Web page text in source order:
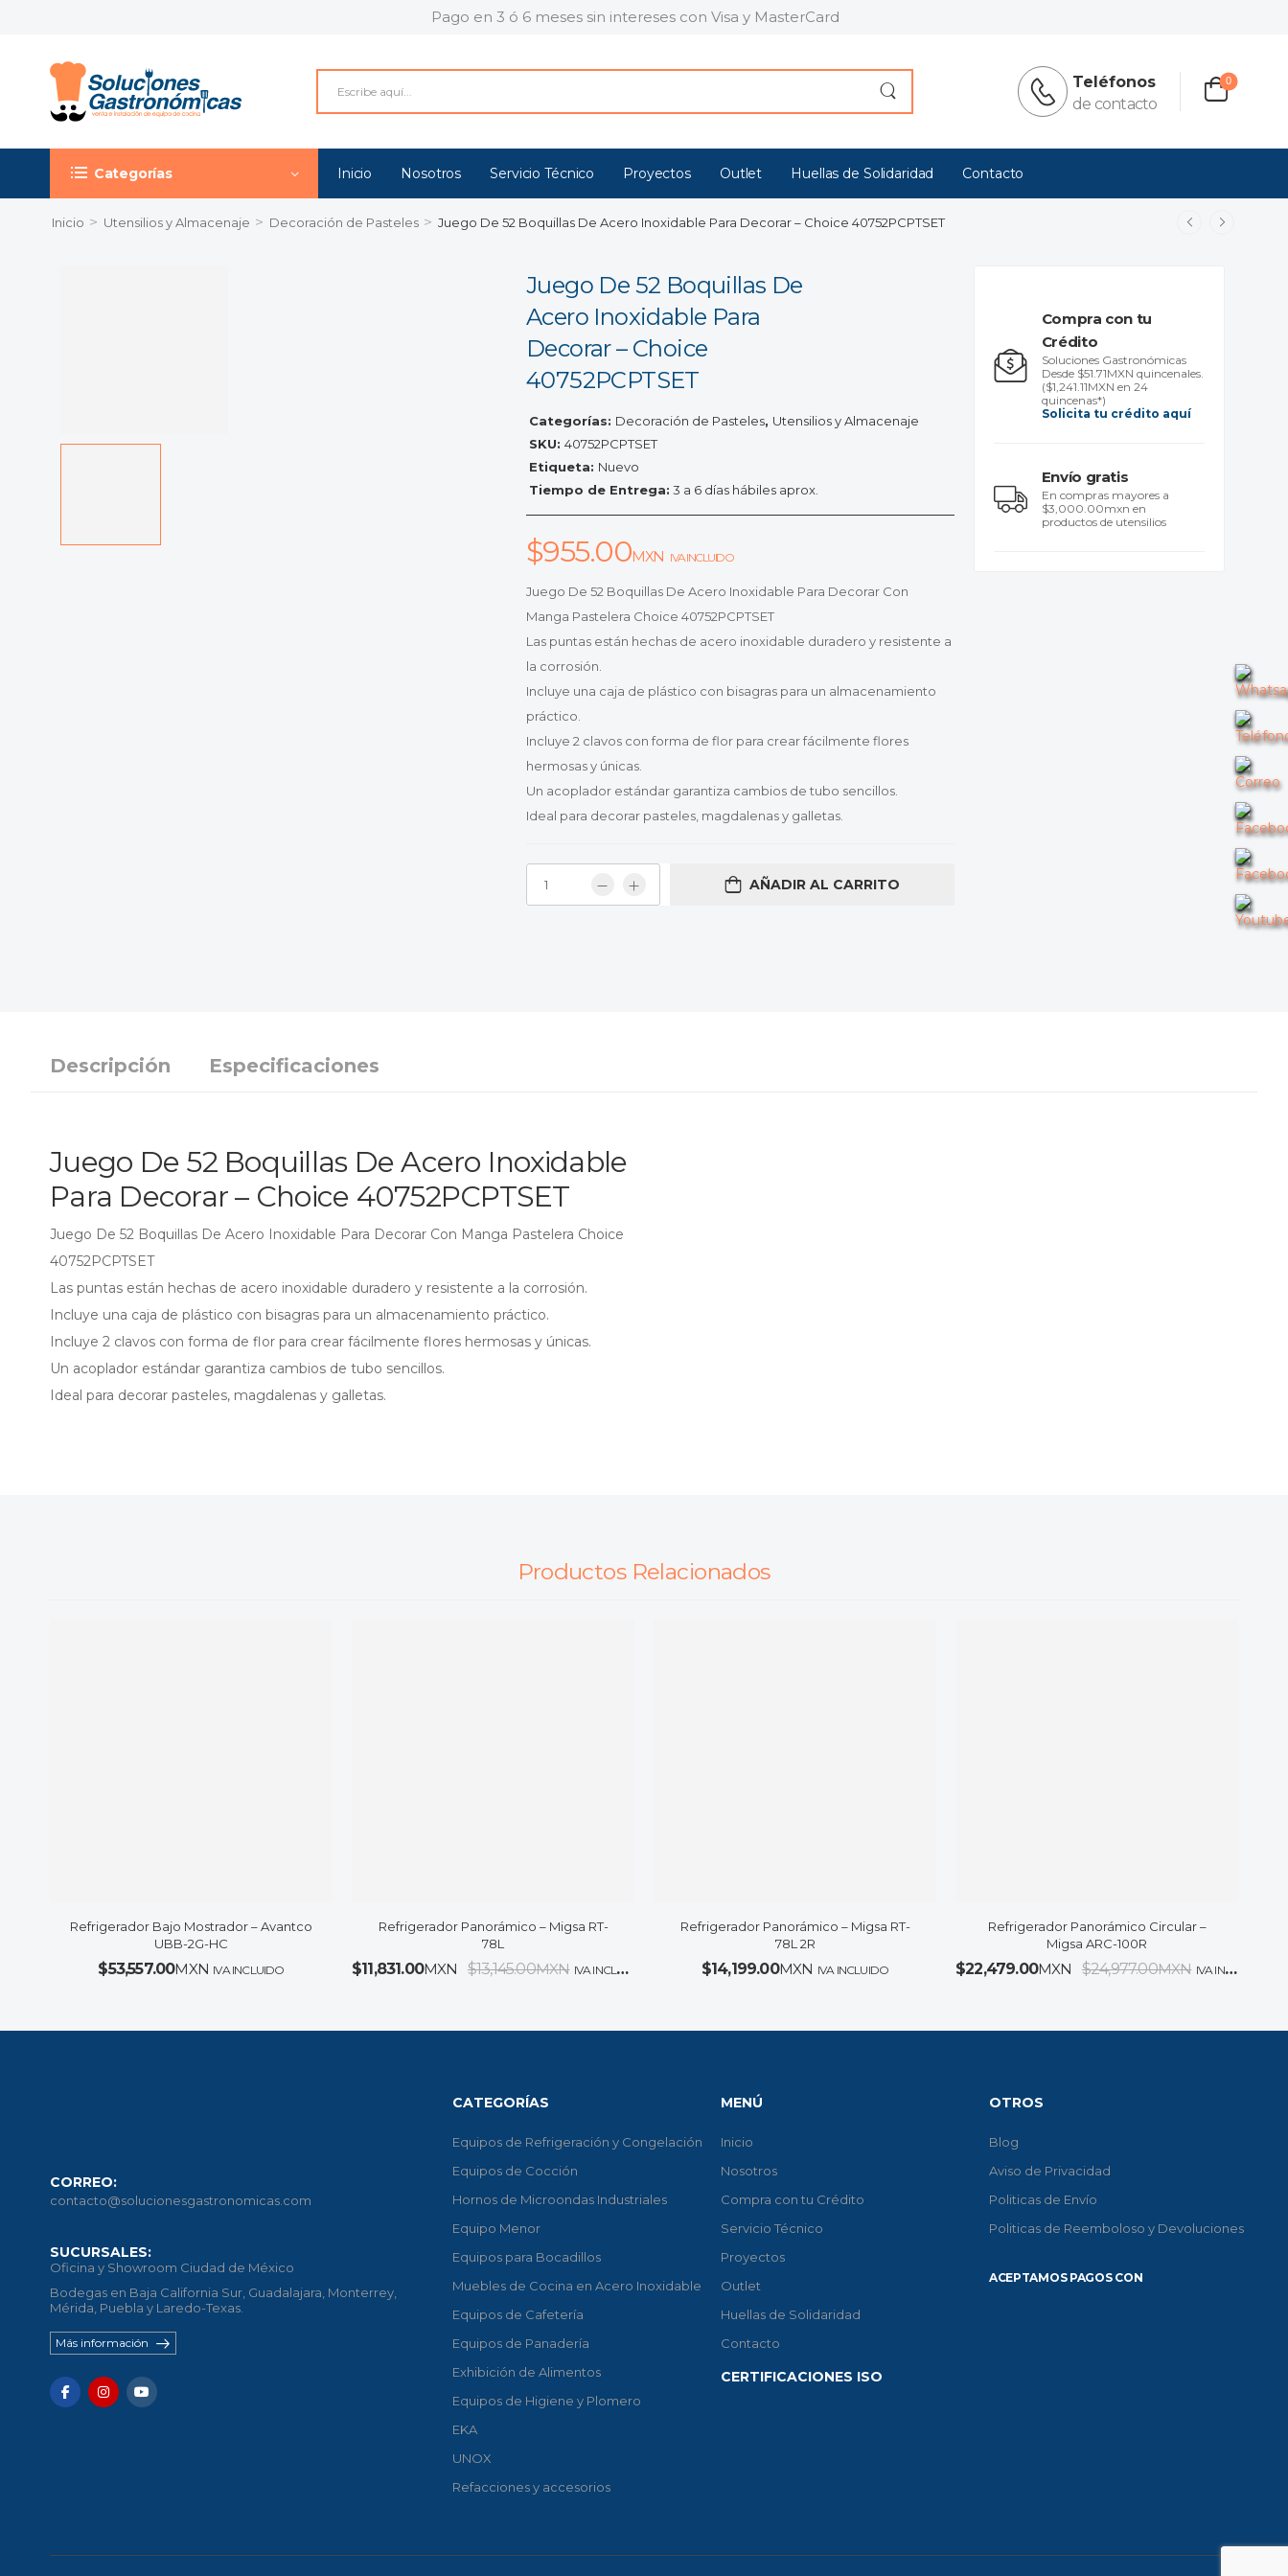
Pago en 3 ó 6 meses sin intereses con Visa y MasterCard
Teléfonos
de contacto
0
Categorías Inicio Nosotros Servicio Técnico Proyectos Outlet Huellas de Solidaridad Contacto
Inicio > Utensilios y Almacenaje > Decoración de Pasteles > Juego De 52 Boquillas De Acero Inoxidable Para Decorar – Choice 40752PCPTSET
Juego De 52 Boquillas De
Acero Inoxidable Para
Decorar – Choice
40752PCPTSET
Categorías: Decoración de Pasteles, Utensilios y Almacenaje
SKU: 40752PCPTSET
Etiqueta: Nuevo
Tiempo de Entrega: 3 a 6 días hábiles aprox.
$955.00MXN IVA INCLUIDO
Juego De 52 Boquillas De Acero Inoxidable Para Decorar Con
Manga Pastelera Choice 40752PCPTSET
Las puntas están hechas de acero inoxidable duradero y resistente a
la corrosión.
Incluye una caja de plástico con bisagras para un almacenamiento
práctico.
Incluye 2 clavos con forma de flor para crear fácilmente flores
hermosas y únicas.
Un acoplador estándar garantiza cambios de tubo sencillos.
Ideal para decorar pasteles, magdalenas y galletas.
AÑADIR AL CARRITO
Compra con tu
Crédito
Soluciones Gastronómicas
Desde $51.71MXN quincenales.
($1,241.11MXN en 24
quincenas*)
Solicita tu crédito aquí
Envío gratis
En compras mayores a
$3,000.00mxn en
productos de utensilios
Descripción Especificaciones
Juego De 52 Boquillas De Acero Inoxidable
Para Decorar – Choice 40752PCPTSET
Juego De 52 Boquillas De Acero Inoxidable Para Decorar Con Manga Pastelera Choice
40752PCPTSET
Las puntas están hechas de acero inoxidable duradero y resistente a la corrosión.
Incluye una caja de plástico con bisagras para un almacenamiento práctico.
Incluye 2 clavos con forma de flor para crear fácilmente flores hermosas y únicas.
Un acoplador estándar garantiza cambios de tubo sencillos.
Ideal para decorar pasteles, magdalenas y galletas.
Productos Relacionados
Refrigerador Bajo Mostrador – Avantco
UBB-2G-HC
$53,557.00MXN IVA INCLUIDO
Refrigerador Panorámico – Migsa RT-
78L
$11,831.00MXN $13,145.00MXN IVA INCLUIDO
Refrigerador Panorámico – Migsa RT-
78L 2R
$14,199.00MXN IVA INCLUIDO
Refrigerador Panorámico Circular –
Migsa ARC-100R
$22,479.00MXN $24,977.00MXN IVA INCLUIDO
CORREO:
contacto@solucionesgastronomicas.com
SUCURSALES:
Oficina y Showroom Ciudad de México
Bodegas en Baja California Sur, Guadalajara, Monterrey,
Mérida, Puebla y Laredo-Texas.
Más información
CATEGORÍAS
Equipos de Refrigeración y Congelación
Equipos de Cocción
Hornos de Microondas Industriales
Equipo Menor
Equipos para Bocadillos
Muebles de Cocina en Acero Inoxidable
Equipos de Cafetería
Equipos de Panadería
Exhibición de Alimentos
Equipos de Higiene y Plomero
EKA
UNOX
Refacciones y accesorios
MENÚ
Inicio
Nosotros
Compra con tu Crédito
Servicio Técnico
Proyectos
Outlet
Huellas de Solidaridad
Contacto
CERTIFICACIONES ISO
OTROS
Blog
Aviso de Privacidad
Politicas de Envío
Politicas de Reemboloso y Devoluciones
ACEPTAMOS PAGOS CON